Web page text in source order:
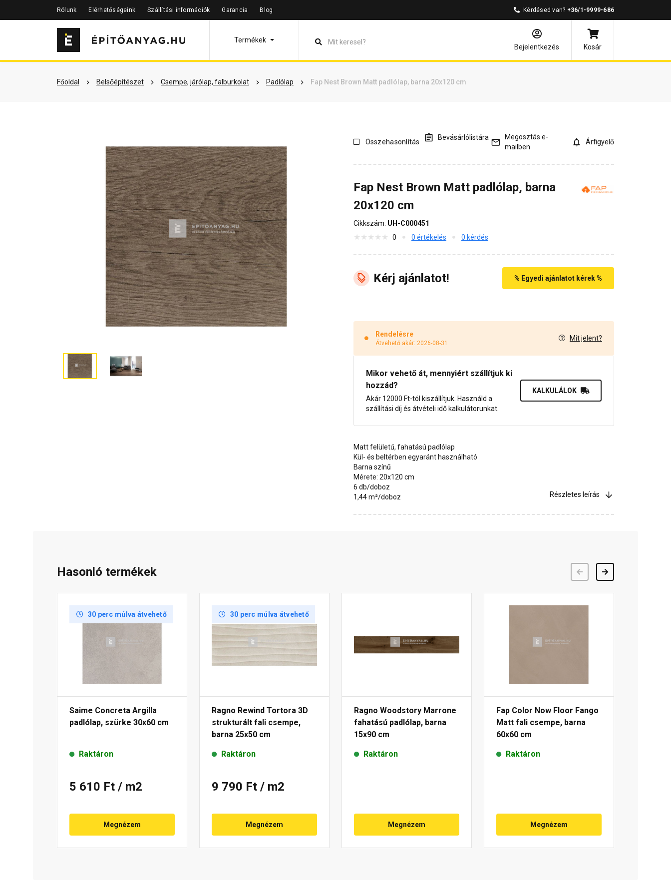
Rólunk Elérhetőségeink Szállítási információk Garancia Blog Kérdésed van? +36/1-9999-686
Termékek
Bejelentkezés
Kosár
Főoldal Belsőépítészet Csempe, járólap, falburkolat Padlólap Fap Nest Brown Matt padlólap, barna 20x120 cm
Szükséged lehet rá Részletes leírás Termékinformáció Vásárlói vélemények Kérdések és válaszok Kapcsolódó cikkek
Összehasonlítás
Bevásárlólistára
Megosztás e-
mailben
Árfigyelő
Fap Nest Brown Matt padlólap, barna
20x120 cm
Cikkszám: UH-C000451
0
0 értékelés 0 kérdés
% Egyedi ajánlatot kérek %
Kérj ajánlatot!
Rendelésre
Átvehető akár: 2026-08-31
Mit jelent?
Mikor vehető át, mennyiért szállítjuk ki
hozzád?
Akár 12000 Ft-tól kiszállítjuk. Használd a
szállítási díj és átvételi idő kalkulátorunkat.
KALKULÁLOK
Matt felületű, fahatású padlólap
Kül- és beltérben egyaránt használható
Barna színű
Mérete: 20x120 cm
6 db/doboz
1,44 m²/doboz
Részletes leírás
Hasonló termékek
30 perc múlva átvehető
Saime Concreta Argilla
padlólap, szürke 30x60 cm
Raktáron
5 610 Ft / m2
Megnézem
30 perc múlva átvehető
Ragno Rewind Tortora 3D
strukturált fali csempe,
barna 25x50 cm
Raktáron
9 790 Ft / m2
Megnézem
Ragno Woodstory Marrone
fahatású padlólap, barna
15x90 cm
Raktáron
Megnézem
Fap Color Now Floor Fango
Matt fali csempe, barna
60x60 cm
Raktáron
Megnézem